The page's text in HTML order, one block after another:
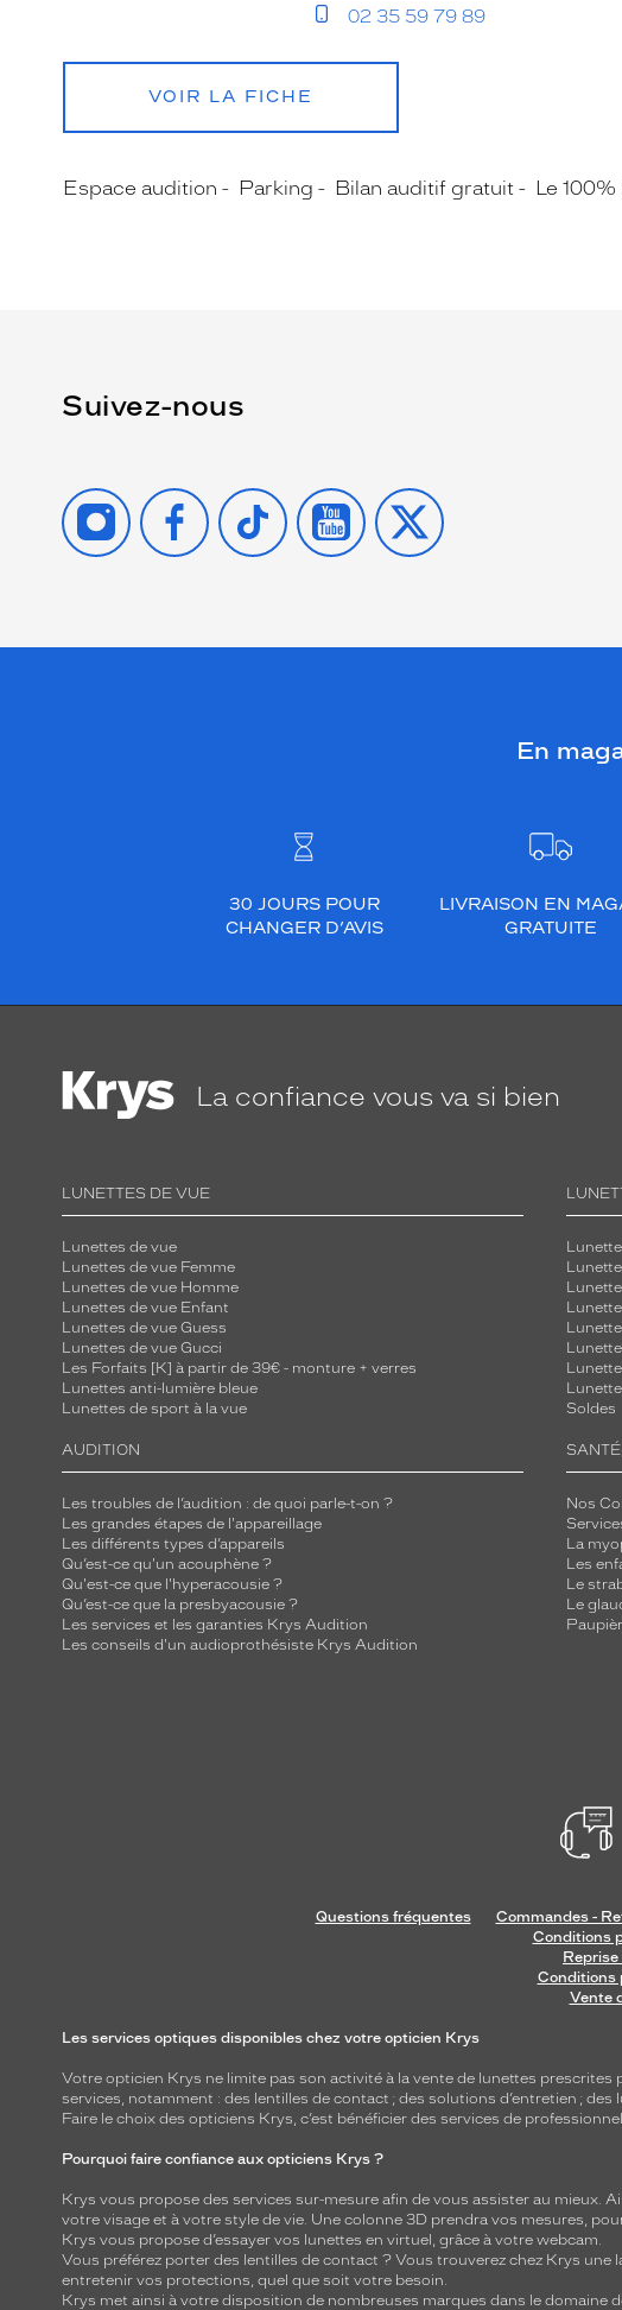
02 35 59 79 89
VOIR LA FICHE
Espace audition Parking Bilan auditif gratuit Le
Suivez-nous
INSTAGRAMFACEBOOK
TIKTOK YOUTUBE
X
En
30 JOURS POUR
CHANGER D’AVIS
LIVRAISON EN
GRATUITE
La confiance vous va si bien
LUNETTES DE VUE
Lunettes de vue
Lunettes de vue Femme
Lunettes de vue Homme
Lunettes de vue Enfant
Lunettes de vue Guess
Lunettes de vue Gucci
Les Forfaits [K] à partir de 39€ - monture + verres
Lunettes anti-lumière bleue
Lunettes de sport à la vue
Soldes
AUDITION
Les troubles de l’audition : de quoi parle-t-on ?
Les grandes étapes de l'appareillage
Les différents types d’appareils
Qu’est-ce qu'un acouphène ?
Qu'est-ce que l'hyperacousie ?
Qu’est-ce que la presbyacousie ?
Les services et les garanties Krys Audition
Les conseils d'un audioprothésiste Krys Audition
Nos
La
Les
Le
Le
Questions fréquentes Commandes -
Conditions
Conditions
Vente
Les services optiques disponibles chez votre opticien Krys
Votre opticien Krys ne limite pas son activité à la vente de lunettes prescrites
services, notamment : des lentilles de contact ; des solutions d’entretien ; des
Faire le choix des opticiens Krys, c’est bénéficier des services de
Pourquoi faire confiance aux opticiens Krys ?
Krys vous propose des services sur-mesure afin de vous assister au mieux.
votre visage et à votre style de vie. Une colonne 3D prendra vos mesures,
Krys vous propose d’essayer vos lunettes en virtuel, grâce à votre webcam.
Vous préférez porter des lentilles de contact ? Vous trouverez chez Krys
entretenir vos protections, quel que soit votre besoin.
Krys met ainsi à votre disposition de nombreuses marques dans le domaine